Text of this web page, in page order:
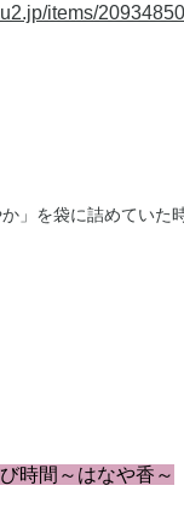
items/
」を袋に詰めていた
時間～はなや香～